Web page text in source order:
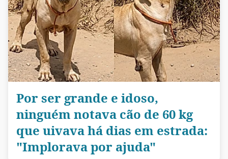
Por ser grande e idoso,
ninguém notava cão de 60 kg
que uivava há dias em estrada:
"Implorava por ajuda"